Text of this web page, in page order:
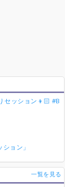
セッション👦🏻 #B
ョン」
一覧を見る